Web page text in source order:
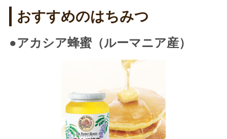
おすすめのはちみつ
●アカシア蜂蜜（ルーマニア産）